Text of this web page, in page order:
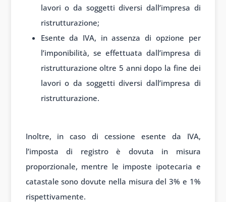
lavori o da soggetti diversi dall’impresa di
ristrutturazione;
Esente da IVA, in assenza di opzione per
l’imponibilità, se effettuata dall’impresa di
ristrutturazione oltre 5 anni dopo la fine dei
lavori o da soggetti diversi dall’impresa di
ristrutturazione.
Inoltre, in caso di cessione esente da IVA,
l’imposta di registro è dovuta in misura
proporzionale, mentre le imposte ipotecaria e
catastale sono dovute nella misura del 3% e 1%
rispettivamente.